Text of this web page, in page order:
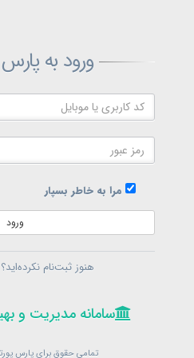
ورود به پارس
مرا به خاطر بسپار
ورود
هنوز ثبت‌نام نکرده‌اید؟
سامانه مدیریت و
تمامی حقوق برای پارس
ثبت‌نام پارس
ثبت‌نام
در حال حاضر عضو
سامانه مدیریت و
بازیابی رمز
در حال حاضر عضو
سامانه مدیریت و
تمامی حقوق برای پارس